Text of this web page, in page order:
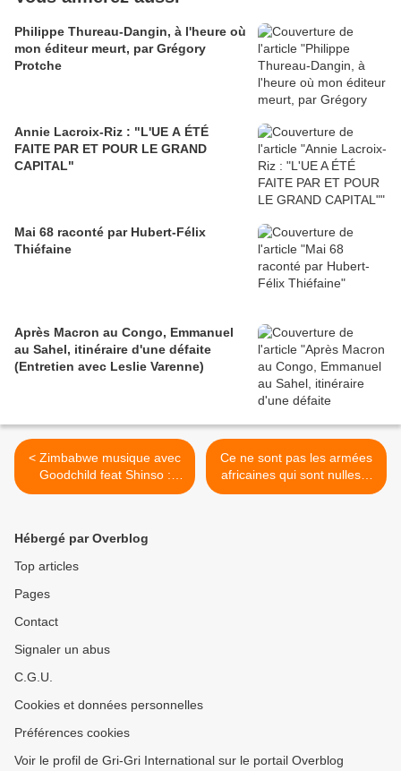
Philippe Thureau-Dangin, à l'heure où
mon éditeur meurt, par Grégory
Protche
Annie Lacroix-Riz : "L'UE A ÉTÉ
FAITE PAR ET POUR LE GRAND
CAPITAL"
Mai 68 raconté par Hubert-Félix
Thiéfaine
Après Macron au Congo, Emmanuel
au Sahel, itinéraire d'une défaite
(Entretien avec Leslie Varenne)
< Zimbabwe musique avec
Goodchild feat Shinso :
Shuwa (Sure)
Ce ne sont pas les armées
africaines qui sont nulles...
version vidéo >
Hébergé par Overblog
Top articles
Pages
Contact
Signaler un abus
C.G.U.
Cookies et données personnelles
Préférences cookies
Voir le profil de Gri-Gri International sur le portail Overblog